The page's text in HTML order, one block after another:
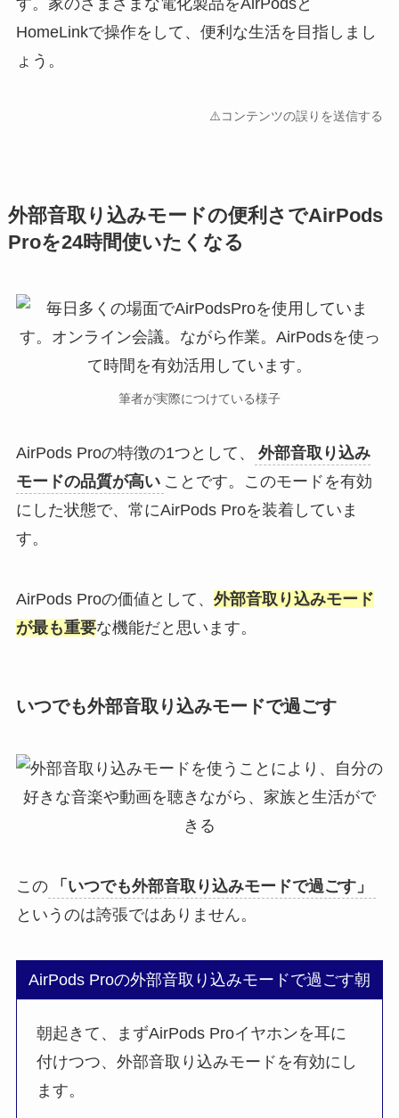
HomeLinkで操作をして、便利な生活を目指しまし
ょう。
⚠️コンテンツの誤りを送信する
外部音取り込みモードの便利さでAirPods
Proを24時間使いたくなる
筆者が実際につけている様子
AirPods Proの特徴の1つとして、
外部音取り込み
モードの品質が高い ことです。このモードを有効
にした状態で、常にAirPods Proを装着していま
す。
AirPods Proの価値として、 外部音取り込みモード
が最も重要な機能だと思います。
いつでも外部音取り込みモードで過ごす
この
「いつでも外部音取り込みモードで過ごす」
というのは誇張ではありません。
AirPods Proの外部音取り込みモードで過ごす朝
朝起きて、まずAirPods Proイヤホンを耳に
付けつつ、外部音取り込みモードを有効にし
ます。